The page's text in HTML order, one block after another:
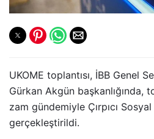
UKOME toplantısı, İBB Genel
Gürkan Akgün başkanlığında,
zam gündemiyle Çırpıcı
gerçekleştirildi.